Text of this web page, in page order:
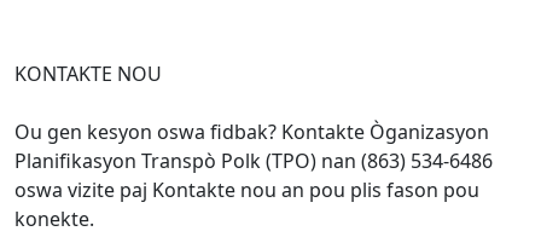
KONTAKTE NOU
Ou gen kesyon oswa fidbak? Kontakte Òganizasyon
Planifikasyon Transpò Polk (TPO) nan (863) 534-6486
oswa vizite paj Kontakte nou an pou plis fason pou
konekte.